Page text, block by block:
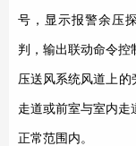
号，显示报警余压
判，输出联动命令控
压送风系统风道上
走道或前室与室内走
正常范围内。